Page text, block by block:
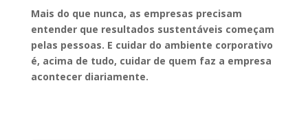
Mais do que nunca, as empresas precisam
entender que resultados sustentáveis começam
pelas pessoas. E cuidar do ambiente corporativo
é, acima de tudo, cuidar de quem faz a empresa
acontecer diariamente.